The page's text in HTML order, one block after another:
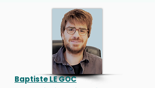
Baptiste LE GOC